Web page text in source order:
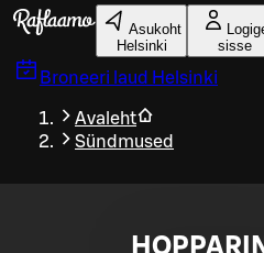
Liigu peamise sisu juurde
Asukoht
Helsinki
sisse
Broneeri laud Helsinki
Avaleht
Sündmused